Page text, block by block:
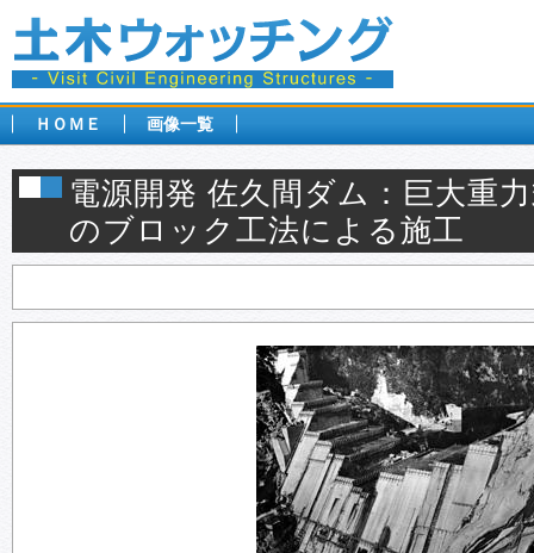
ＨＯＭＥ 画像一覧
電源開発 佐久間ダム：巨大重
のブロック工法による施工